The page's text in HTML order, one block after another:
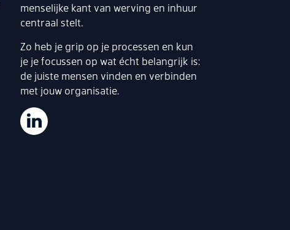
menselijke kant van werving en inhuur
centraal stelt.
Zo heb je grip op je processen en kun
je je focussen op wat écht belangrijk is:
de juiste mensen vinden en verbinden
met jouw organisatie.